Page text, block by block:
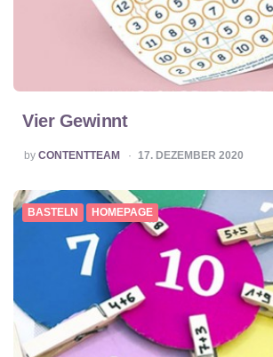
Vier Gewinnt
POSTED
BY
by CONTENTTEAM 17. DEZEMBER 2020
BASTELN HOMEPAGE